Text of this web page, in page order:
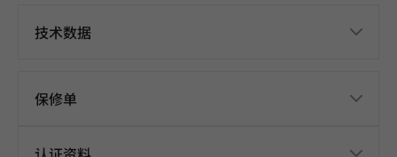
技术数据
保修单